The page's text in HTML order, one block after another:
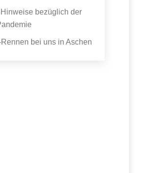
bezüglich der
bei uns in Aschen